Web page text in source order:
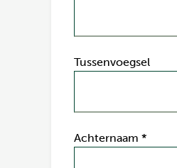
Tussenvoegsel
Achternaam *